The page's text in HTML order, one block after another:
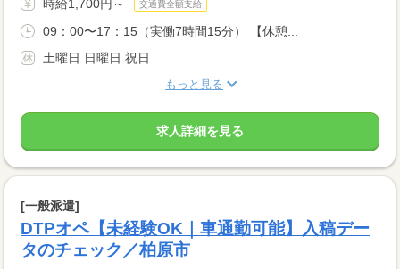
時給1,700円～ 交通費全額支給
09：00〜17：15（実働7時間15分） 【休憩...
土曜日 日曜日 祝日
もっと見る
求人詳細を見る
[一般派遣]
DTPオペ【未経験OK｜車通勤可能】入稿デー
タのチェック／柏原市